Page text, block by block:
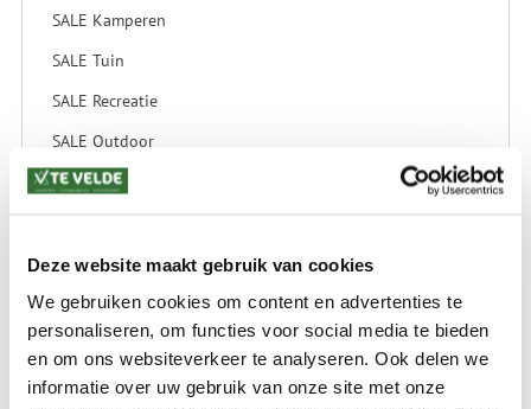
Deze website maakt gebruik van cookies
We gebruiken cookies om content en advertenties te
personaliseren, om functies voor social media te bieden
en om ons websiteverkeer te analyseren. Ook delen we
informatie over uw gebruik van onze site met onze
SALE Kamperen
SALE Tuin
SALE Recreatie
SALE Outdoor
SALE Wintersport
VERZENDKOSTEN: € 8,99
GEEN VERZENDKOSTEN BOVEN € 175,-
(bij verzending via Pakketdienst tot 10 kg)*